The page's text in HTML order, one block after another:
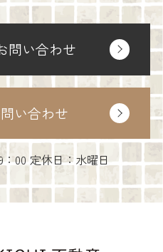
問い合わせ
い合わせ
：00 定休日：水曜日